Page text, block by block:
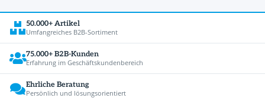
50.000+ Artikel
Umfangreiches B2B-Sortiment
75.000+ B2B-Kunden
Erfahrung im Geschäftskundenbereich
Ehrliche Beratung
Persönlich und lösungsorientiert